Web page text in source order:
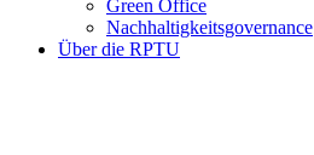
Green Office
Nachhaltigkeitsgovernance
Über die RPTU